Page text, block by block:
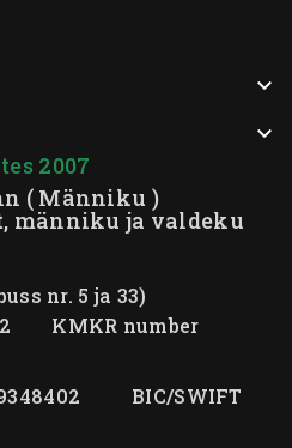


2007
( Männiku )
männiku ja valdeku
nr. 5 ja 33)
KMKR number
BIC/SWIFT